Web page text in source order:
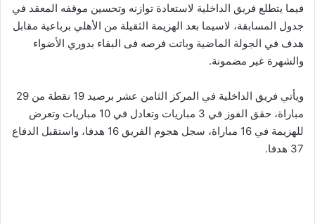
فيما يتطلع فريق الداخلية لاستعادة توازنه وتحسين موقفه المعقد في
جدول المسابقة، لاسيما بعد الهزيمة الثقيلة من الأهلي برباعية مقابل
هدف في الجولة الماضية وباتت فرصه فى البقاء بدوري الأضواء
والشهرة غير مضمونة.
ويأتي فريق الداخلية في المركز الثامن عشر برصيد 19 نقطة من 29
مباراة، حقق الفوز في 3 مباريات وتعادل في 10 مباريات وتعرض
للهزيمة في 16 مباراة، سجل هجوم الفريق 16 هدفا، واستقبل الدفاع
37 هدفا.